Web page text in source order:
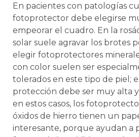
En pacientes con patologías
fotoprotector debe elegirse
empeorar el cuadro. En la
solar suele agravar los brotes
elegir fotoprotectores
con color suelen ser
tolerados en este tipo de piel;
protección debe ser muy alta
en estos casos, los
óxidos de hierro tienen un
interesante, porque ayudan a